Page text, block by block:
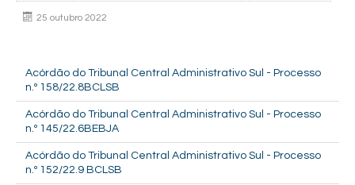
25 outubro 2022
Acórdão do Tribunal Central Administrativo Sul - Processo
n.º 158/22.8BCLSB
Acórdão do Tribunal Central Administrativo Sul - Processo
n.º 145/22.6BEBJA
Acórdão do Tribunal Central Administrativo Sul - Processo
n.º 152/22.9 BCLSB